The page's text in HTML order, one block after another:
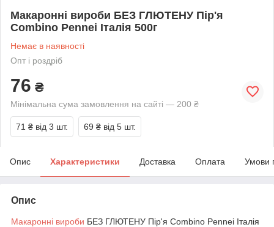
Макаронні вироби БЕЗ ГЛЮТЕНУ Пір'я
Combino Pennei Італія 500г
Немає в наявності
Опт і роздріб
76 ₴
Мінімальна сума замовлення на сайті — 200 ₴
71 ₴ від 3 шт. 69 ₴ від 5 шт.
Опис Характеристики Доставка Оплата Умови
Опис
Макаронні вироби БЕЗ ГЛЮТЕНУ Пір'я Combino Pennei Італія